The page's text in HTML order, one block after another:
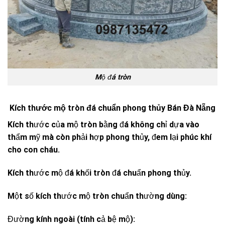
Mộ đá tròn
Kích thước mộ tròn đá chuẩn phong thủy Bán Đà Nẵng
Kích thước của mộ tròn bằng đá không chỉ dựa vào
thẩm mỹ mà còn phải hợp phong thủy, đem lại phúc khí
cho con cháu.
Kích thước mộ đá khối tròn đá chuẩn phong thủy.
Một số kích thước mộ tròn chuẩn thường dùng:
Đường kính ngoài (tính cả bệ mộ):